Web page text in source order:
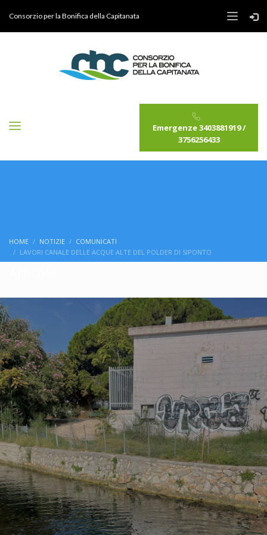
Consorzio per la Bonifica della Capitanata
Emergenze 3403881919 /
3756256433
HOME NOTIZIE
COMUNICATI
LAVORI CANALE DELLE ACQUE ALTE DEL POLDER DI SIPONTO